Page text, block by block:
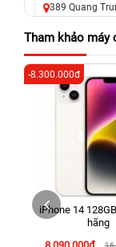
389 Quang
625 - 625A Âu
326 Lê Văn
Đức cũ)
256 Võ Văn
70 Nguyễn An
24h Vũng
Tàu cũ)
198 Hoàng
Tham khảo máy
iPhone 14
hãng
-8.300.000đ